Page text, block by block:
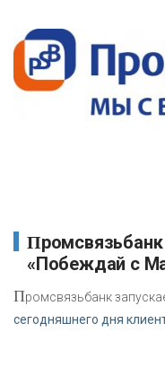
Промсвязьбанк запускает акцию
«Побеждай с
Промсвязьбанк
сегодняшнего дня